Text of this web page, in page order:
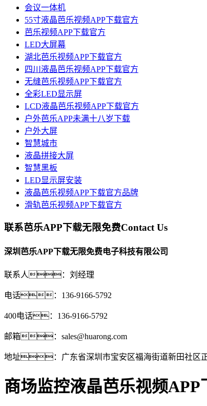
会议一体机
55寸液晶芭乐视频APP下载官方
芭乐视频APP下载官方
LED大屏幕
湖北芭乐视频APP下载官方
四川液晶芭乐视频APP下载官方
无缝芭乐视频APP下载官方
全彩LED显示屏
LCD液晶芭乐视频APP下载官方
户外芭乐APP未满十八岁下载
户外大屏
智慧城市
液晶拼接大屏
智慧黑板
LED显示屏安装
液晶芭乐视频APP下载官方品牌
滑轨芭乐视频APP下载官方
联系芭乐APP下载无限免费Contact Us
深圳芭乐APP下载无限免费电子科技有限公司
联系人：刘经理
电话：136-9166-5792
400电话：136-9166-5792
邮箱：sales@huarong.com
地址：广东省深圳市宝安区福海街道新田社区
商场监控液晶芭乐视频